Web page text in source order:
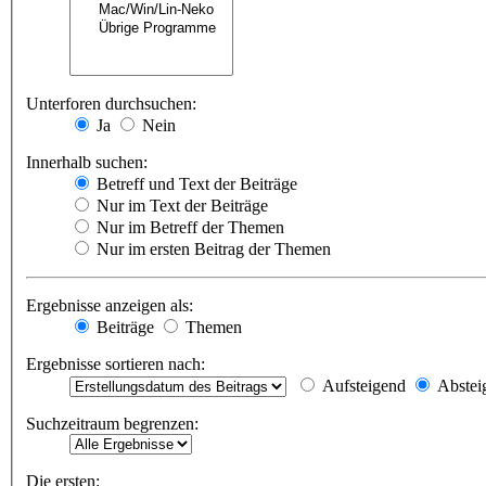
Unterforen durchsuchen:
Ja
Nein
Innerhalb suchen:
Betreff und Text der Beiträge
Nur im Text der Beiträge
Nur im Betreff der Themen
Nur im ersten Beitrag der Themen
Ergebnisse anzeigen als:
Beiträge
Themen
Ergebnisse sortieren nach:
Aufsteigend
Suchzeitraum begrenzen:
Die ersten: